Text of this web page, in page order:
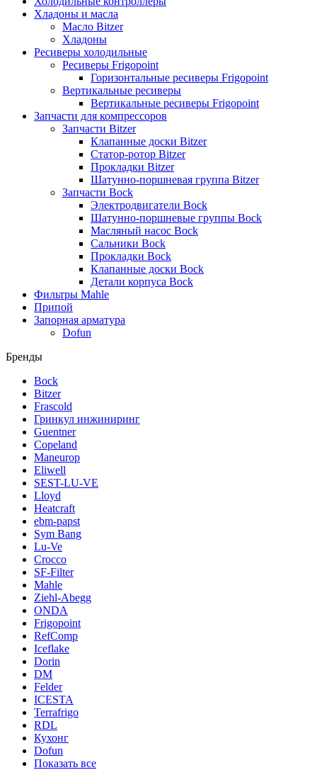
Хладоны и масла
Масло Bitzer
Хладоны
Ресиверы холодильные
Ресиверы Frigopoint
Горизонтальные ресиверы Frigopoint
Вертикальные ресиверы
Вертикальные ресиверы Frigopoint
Запчасти для компрессоров
Запчасти Bitzer
Клапанные доски Bitzer
Статор-ротор Bitzer
Прокладки Bitzer
Шатунно-поршневая группа Bitzer
Запчасти Bock
Электродвигатели Bock
Шатунно-поршневые группы Bock
Масляный насос Bock
Сальники Bock
Прокладки Bock
Клапанные доски Bock
Детали корпуса Bock
Фильтры Mahle
Припой
Запорная арматура
Dofun
Бренды
Bock
Bitzer
Frascold
Гринкул инжиниринг
Guentner
Copeland
Maneurop
Eliwell
SEST-LU-VE
Lloyd
Heatcraft
ebm-papst
Sym Bang
Lu-Ve
Crocco
SF-Filter
Mahle
Ziehl-Abegg
ONDA
Frigopoint
RefComp
Iceflake
Dorin
DM
Felder
ICESTA
Terrafrigo
RDL
Кухонг
Dofun
Показать все